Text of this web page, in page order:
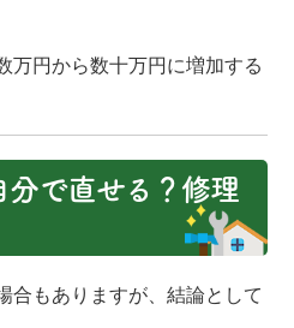
万円から数十万円に増加する
で直せる？修理
合もありますが、結論として